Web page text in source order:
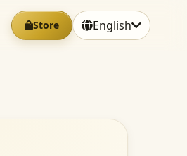
Store English